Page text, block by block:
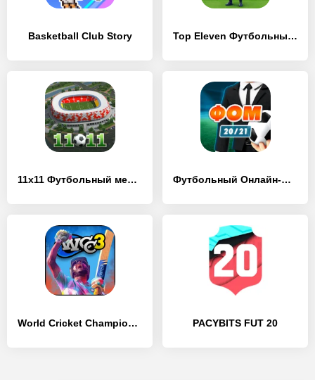
Basketball Club Story Top Eleven Футбольный Менеджер
11x11 Футбольный менеджер Футбольный Онлайн-Менеджер ФОМ – 2020
World Cricket Championship 3 PACYBITS FUT 20